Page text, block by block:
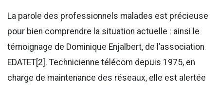
La parole des professionnels malades est précieuse
pour bien comprendre la situation actuelle : ainsi le
témoignage de Dominique Enjalbert, de l’association
EDATET[2]. Technicienne télécom depuis 1975, en
charge de maintenance des réseaux, elle est alertée